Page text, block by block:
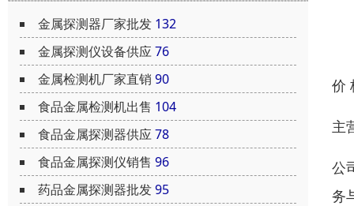
金属探测器厂家批发 132
金属探测仪设备供应76
金属检测机厂家直销 90
食品金属检测机出售 104
食品金属探测器供应78
食品金属探测仪销售 96
药品金属探测器批发95
价
主
公
务